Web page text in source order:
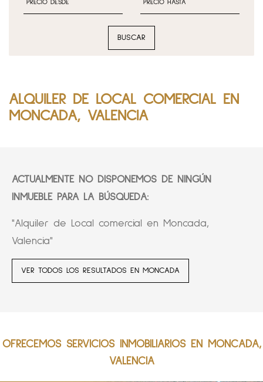
BUSCAR
ALQUILER DE LOCAL COMERCIAL EN
MONCADA, VALENCIA
ACTUALMENTE NO DISPONEMOS DE NINGÚN
INMUEBLE PARA LA BÚSQUEDA:
"Alquiler de Local comercial en Moncada,
Valencia"
VER TODOS LOS RESULTADOS EN MONCADA
OFRECEMOS SERVICIOS INMOBILIARIOS EN MONCADA,
VALENCIA